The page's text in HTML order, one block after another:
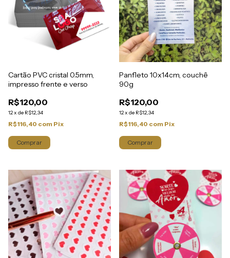
Cartão PVC cristal 0.5mm,
impresso frente e verso
R$120,00
12x de R$12,34
R$116,40 com Pix
Comprar
Panfleto 10x14cm, couchê
90g
R$120,00
12x de R$12,34
R$116,40 com Pix
Comprar